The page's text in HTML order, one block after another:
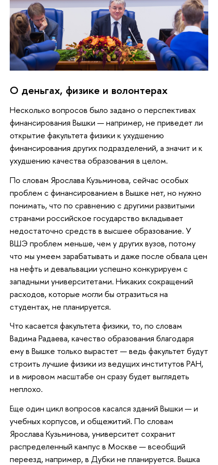
О деньгах, физике и волонтерах
Несколько вопросов было задано о перспективах
финансирования Вышки — например, не приведет ли
открытие факультета физики к ухудшению
финансирования других подразделений, а значит и к
ухудшению качества образования в целом.
По словам Ярослава Кузьминова, сейчас особых
проблем с финансированием в Вышке нет, но нужно
понимать, что по сравнению с другими развитыми
странами российское государство вкладывает
недостаточно средств в высшее образование. У
ВШЭ проблем меньше, чем у других вузов, потому
что мы умеем зарабатывать и даже после обвала цен
на нефть и девальвации успешно конкурируем с
западными университетами. Никаких сокращений
расходов, которые могли бы отразиться на
студентах, не планируется.
Что касается факультета физики, то, по словам
Вадима Радаева, качество образования благодаря
ему в Вышке только вырастет — ведь факультет будут
строить лучшие физики из ведущих институтов РАН,
и в мировом масштабе он сразу будет выглядеть
неплохо.
Еще один цикл вопросов касался зданий Вышки — и
учебных корпусов, и общежитий. По словам
Ярослава Кузьминова, университет сохранит
распределенный кампус в Москве — всеобщий
переезд, например, в Дубки не планируется. Вышка